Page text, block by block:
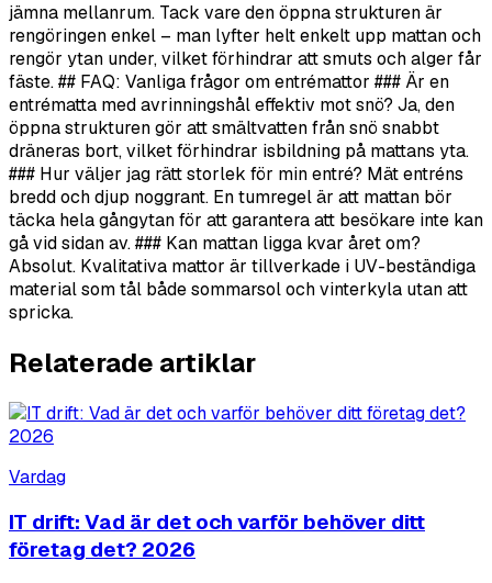
jämna mellanrum. Tack vare den öppna strukturen är
rengöringen enkel – man lyfter helt enkelt upp mattan och
rengör ytan under, vilket förhindrar att smuts och alger får
fäste. ## FAQ: Vanliga frågor om entrémattor ### Är en
entrématta med avrinningshål effektiv mot snö? Ja, den
öppna strukturen gör att smältvatten från snö snabbt
dräneras bort, vilket förhindrar isbildning på mattans yta.
### Hur väljer jag rätt storlek för min entré? Mät entréns
bredd och djup noggrant. En tumregel är att mattan bör
täcka hela gångytan för att garantera att besökare inte kan
gå vid sidan av. ### Kan mattan ligga kvar året om?
Absolut. Kvalitativa mattor är tillverkade i UV-beständiga
material som tål både sommarsol och vinterkyla utan att
spricka.
Relaterade artiklar
Vardag
IT drift: Vad är det och varför behöver ditt
företag det? 2026